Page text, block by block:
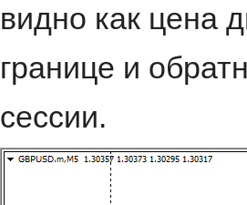
видно как цена
границе и
сессии.